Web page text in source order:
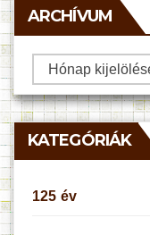
ARCHÍVUM
Archívum
KATEGÓRIÁK
125 év